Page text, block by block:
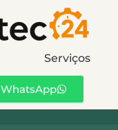
Serviços
WhatsApp